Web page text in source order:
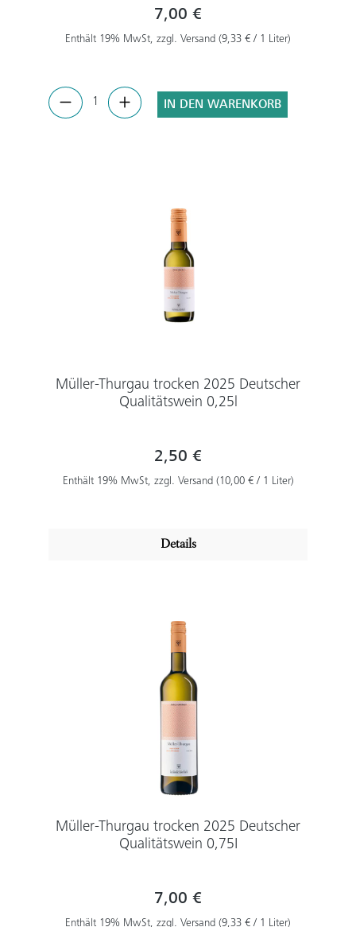
7,00 €
Enthält 19% MwSt, zzgl. Versand (9,33 € / 1 Liter)
IN DEN WARENKORB
Müller-Thurgau trocken 2025 Deutscher
Qualitätswein 0,25l
2,50 €
Enthält 19% MwSt, zzgl. Versand (10,00 € / 1 Liter)
Details
Müller-Thurgau trocken 2025 Deutscher
Qualitätswein 0,75I
7,00 €
Enthält 19% MwSt, zzgl. Versand (9,33 € / 1 Liter)